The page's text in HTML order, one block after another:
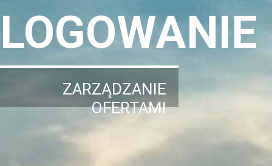
LOGOWANIE
ZARZĄDZANIE
OFERTAMI